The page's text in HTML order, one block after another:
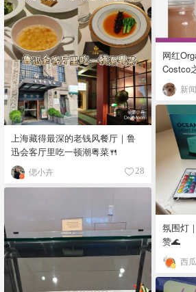
网红
Costco
新
上海藏得最深的老钱风餐厅｜鲁
迅会客厅里吃一顿潮粤菜🍴
偲小卉 28
氛围灯
赞🌊
西